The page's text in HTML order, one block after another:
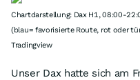
Chartdarstellung: Dax H1, 08:00-
(blau= favorisierte Route, rot oder
Tradingview
Unser Dax hatte sich am